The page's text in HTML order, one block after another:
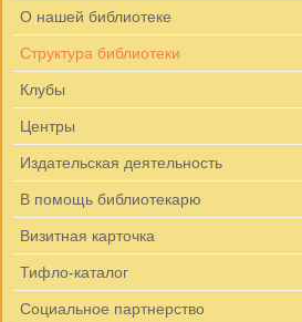
О нашей библиотеке
Структура библиотеки
Клубы
Центры
Издательская деятельность
В помощь библиотекарю
Визитная карточка
Тифло-каталог
Социальное партнерство